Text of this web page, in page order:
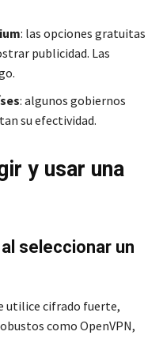
: las opciones gratuitas
publicidad. Las
: algunos gobiernos
su efectividad.
y usar una
seleccionar un
utilice cifrado fuerte,
como OpenVPN,